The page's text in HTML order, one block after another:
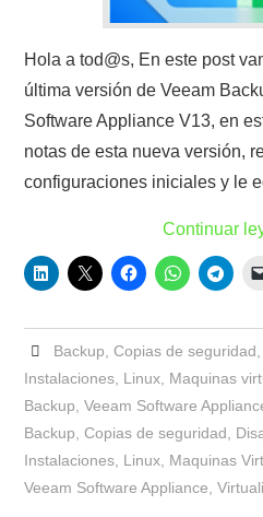
Hola a tod@s, En este post
última versión de Veeam
Software Appliance V13, en
notas de esta nueva versión,
configuraciones iniciales y le
Continuar
Backup Copias de seguridad
Instalaciones Linux Maquinas
Backup ,Veeam Software
Backup ,Copias de seguridad
Instalaciones Linux Maquinas
Veeam Software Appliance ,